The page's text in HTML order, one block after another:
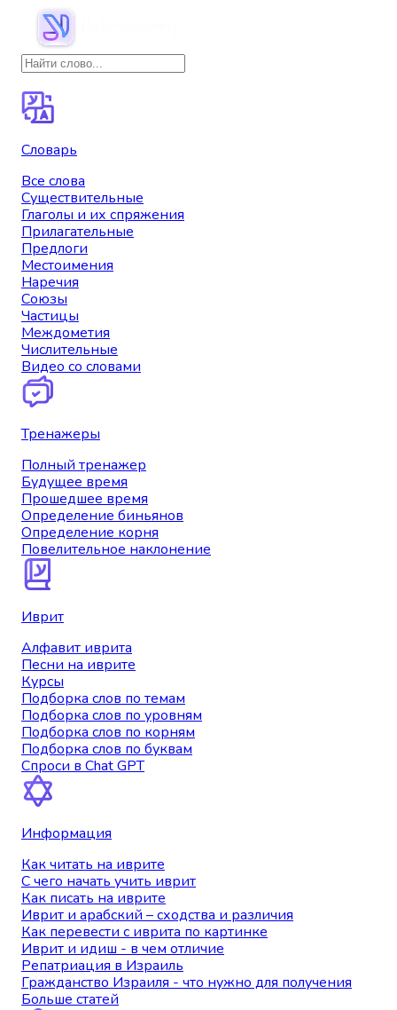
Словарь
Все слова
Существительные
Глаголы и их спряжения
Прилагательные
Предлоги
Местоимения
Наречия
Союзы
Частицы
Междометия
Числительные
Видео со словами
Тренажеры
Полный тренажер
Будущее время
Прошедшее время
Определение биньянов
Определение корня
Повелительное наклонение
Иврит
Алфавит иврита
Песни на иврите
Курсы
Подборка слов по темам
Подборка слов по уровням
Подборка слов по корням
Подборка слов по буквам
Спроси в Chat GPT
Информация
Как читать на иврите
С чего начать учить иврит
Как писать на иврите
Иврит и арабский – сходства и различия
Как перевести с иврита по картинке
Иврит и идиш - в чем отличие
Репатриация в Израиль
Гражданство Израиля - что нужно для получения
Больше статей